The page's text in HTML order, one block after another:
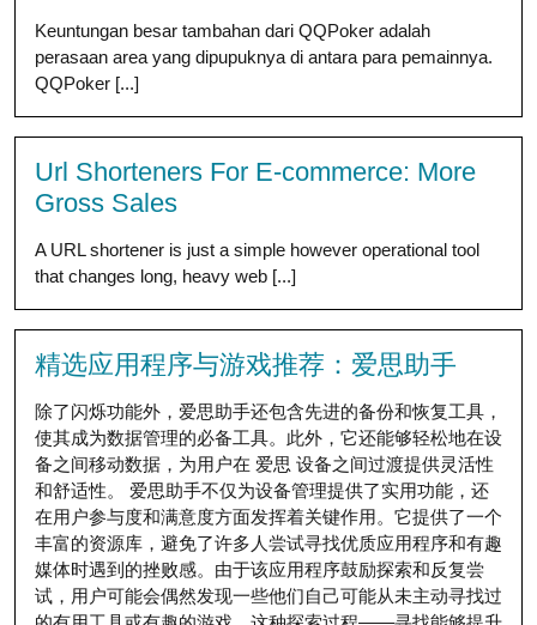
Keuntungan besar tambahan dari QQPoker adalah
perasaan area yang dipupuknya di antara para pemainnya.
QQPoker [...]
Url Shorteners For E-commerce: More
Gross Sales
A URL shortener is just a simple however operational tool
that changes long, heavy web [...]
精选应用程序与游戏推荐：爱思助手
除了闪烁功能外，爱思助手还包含先进的备份和恢复工具，
使其成为数据管理的必备工具。此外，它还能够轻松地在设
备之间移动数据，为用户在 爱思 设备之间过渡提供灵活性
和舒适性。 爱思助手不仅为设备管理提供了实用功能，还
在用户参与度和满意度方面发挥着关键作用。它提供了一个
丰富的资源库，避免了许多人尝试寻找优质应用程序和有趣
媒体时遇到的挫败感。由于该应用程序鼓励探索和反复尝
试，用户可能会偶然发现一些他们自己可能从未主动寻找过